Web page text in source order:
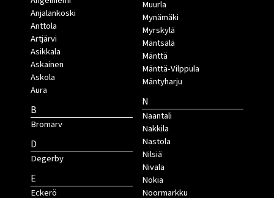
Anjalankoski
Anttola
Artjärvi
Asikkala
Askainen
Askola
Aura
B
Bromarv
D
Degerby
E
Eckerö
Muurla
Mynämäki
Myrskylä
Mäntsälä
Mänttä
Mänttä-Vilppula
Mäntyharju
N
Naantali
Nakkila
Nastola
Nilsiä
Nivala
Nokia
Noormarkku